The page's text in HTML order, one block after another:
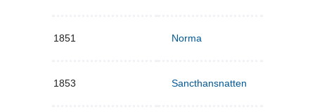
1851 Norma
1853 Sancthansnatten